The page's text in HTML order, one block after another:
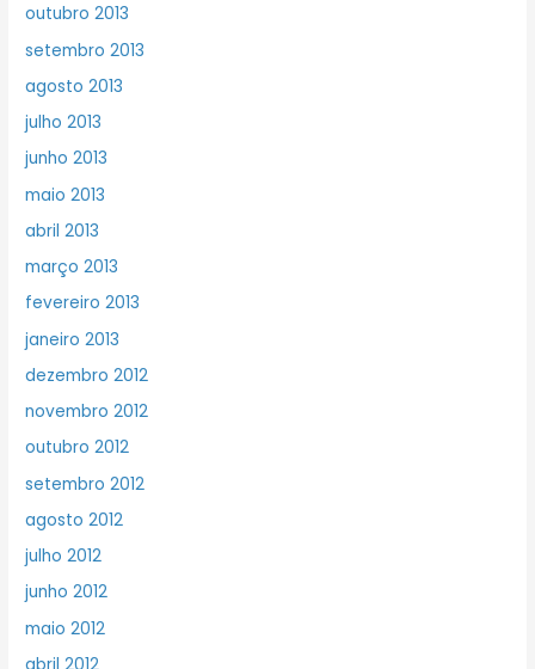
outubro 2013
setembro 2013
agosto 2013
julho 2013
junho 2013
maio 2013
abril 2013
março 2013
fevereiro 2013
janeiro 2013
dezembro 2012
novembro 2012
outubro 2012
setembro 2012
agosto 2012
julho 2012
junho 2012
maio 2012